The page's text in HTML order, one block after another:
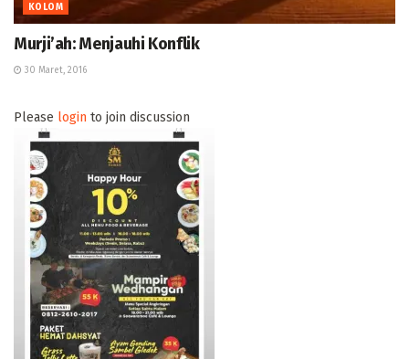
KOLOM
Murji’ah: Menjauhi Konflik
30 Maret, 2016
Please login to join discussion